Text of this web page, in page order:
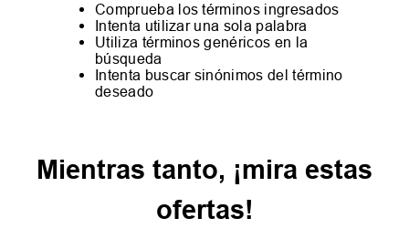
Comprueba los términos ingresados
Intenta utilizar una sola palabra
Utiliza términos genéricos en la
búsqueda
Intenta buscar sinónimos del término
deseado
Mientras tanto, ¡mira estas
ofertas!